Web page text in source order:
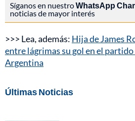
Síganos en nuestroWhatsApp
noticias de mayor interés
>>> Lea, además: Hija de James
entre lágrimas su gol en el
Argentina
Últimas Noticias